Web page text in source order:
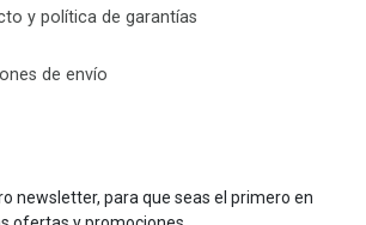
y política de garantías
de envío
newsletter, para que seas el primero en